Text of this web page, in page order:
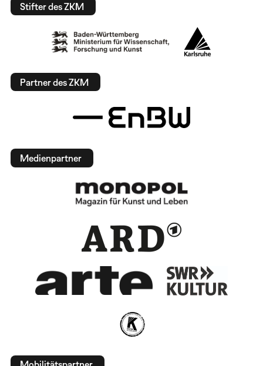
Stifter des ZKM
Partner des ZKM
Medienpartner